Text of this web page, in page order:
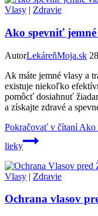
Vlasy | Zdravie
Ako spevniť
AutorLekáreňMoja.sk
Ak máte jemné vlasy a
existuje niekoľko
pomôcť dosiahnuť
a získajte zdravé a
Pokračovať v čítaníAko
lieky
Vlasy | Zdravie
Ochrana vlasov